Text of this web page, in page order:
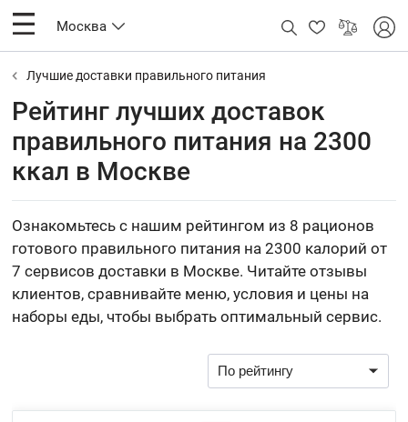
Москва
Лучшие доставки правильного питания
Рейтинг лучших доставок
правильного питания на 2300
ккал в Москве
Ознакомьтесь с нашим рейтингом из 8 рационов
готового правильного питания на 2300 калорий от
7 сервисов доставки в Москве. Читайте отзывы
клиентов, сравнивайте меню, условия и цены на
наборы еды, чтобы выбрать оптимальный сервис.